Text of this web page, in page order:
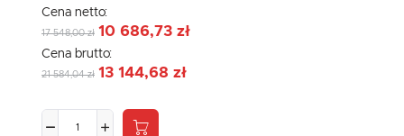
Cena netto:
17 548,00 zł 10 686,73 zł
Cena brutto:
21 584,04 zł 13 144,68 zł